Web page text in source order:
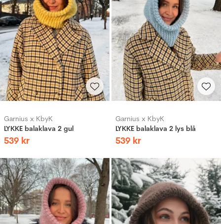
Garnius x KbyK
LYKKE balaklava 2 gul
539 kr
Garnius x KbyK
LYKKE balaklava 2 lys blå
539 kr